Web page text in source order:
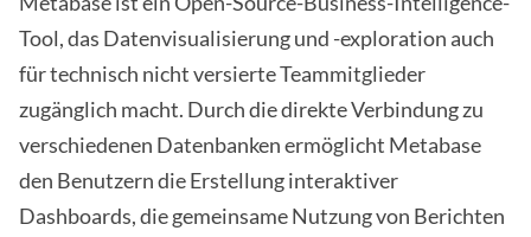
Tool, das Datenvisualisierung und -exploration auch
für technisch nicht versierte Teammitglieder
zugänglich macht. Durch die direkte Verbindung zu
verschiedenen Datenbanken ermöglicht Metabase
den Benutzern die Erstellung interaktiver
Dashboards, die gemeinsame Nutzung von Berichten